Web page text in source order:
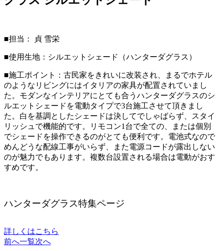
■担当： 貞 雪栄
■使用生地：シルエットシェード（ハンターダグラス）
■施工ポイント：古民家をきれいに改装され、まるでホテル
のようなリビングにはイタリアの家具が配置されていまし
た。モダンなインテリアにとても合うハンターダグラスのシ
ルエットシェードを電動タイプで3台施工させて頂きまし
た。白を基調としたシェードは決してでしゃばらず、スタイ
リッシュで機能的です。リモコン1台で全ての、または個別
でシェードを操作できるのがとても便利です。電池式なので
めんどうな配線工事がいらず、また電源コードが露出しない
のが魅力でもあります。複数台設置される場合は電動がおす
すめです。
ハンターダグラス特集ページ
詳しくはこちら
前へ一覧次へ